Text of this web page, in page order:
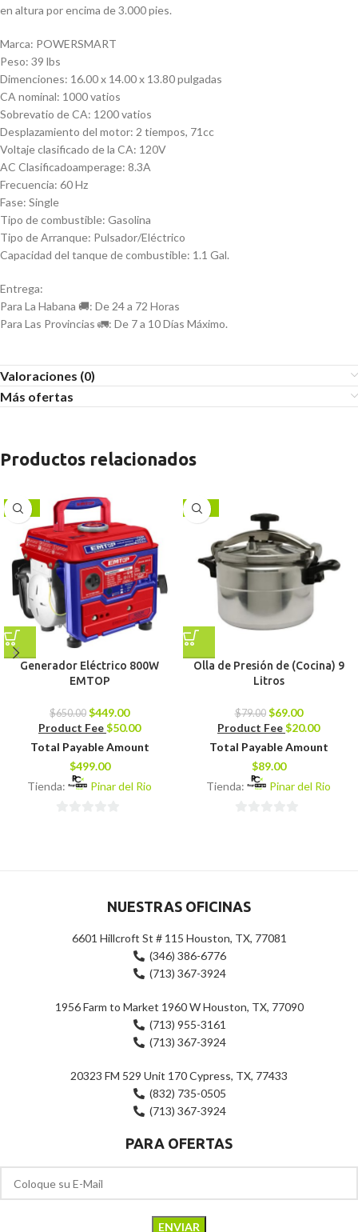
en altura por encima de 3.000 pies.
Marca: POWERSMART
Peso: 39 lbs
Dimenciones: 16.00 x 14.00 x 13.80 pulgadas
CA nominal: 1000 vatios
Sobrevatio de CA: 1200 vatios
Desplazamiento del motor: 2 tiempos, 71cc
Voltaje clasificado de la CA: 120V
AC Clasificadoamperage: 8.3A
Frecuencia: 60 Hz
Fase: Single
Tipo de combustible: Gasolina
Tipo de Arranque: Pulsador/Eléctrico
Capacidad del tanque de combustible: 1.1 Gal.
Entrega:
Para La Habana 🚚: De 24 a 72 Horas
Para Las Provincias 🚛: De 7 a 10 Días Máximo.
Valoraciones (0)
Más ofertas
Productos relacionados
-31%
Generador Eléctrico 800W
EMTOP
$650.00 $449.00
Product Fee$50.00
Total Payable Amount
$499.00
Tienda:
Pinar del Rio
-13%
Olla de Presión de (Cocina) 9
Litros
$79.00 $69.00
Product Fee$20.00
Total Payable Amount
$89.00
Tienda:
Pinar del Rio
NUESTRAS OFICINAS
6601 Hillcroft St # 115 Houston, TX, 77081
(346) 386-6776
(713) 367-3924
1956 Farm to Market 1960 W Houston, TX, 77090
(713) 955-3161
(713) 367-3924
20323 FM 529 Unit 170 Cypress, TX, 77433
(832) 735-0505
(713) 367-3924
PARA OFERTAS